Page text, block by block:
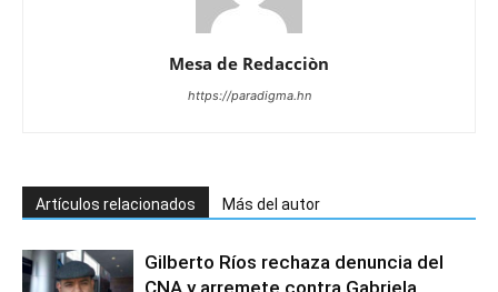
Mesa de Redacciòn
https://paradigma.hn
Artículos relacionados Más del autor
Gilberto Ríos rechaza denuncia del
CNA y arremete contra Gabriela